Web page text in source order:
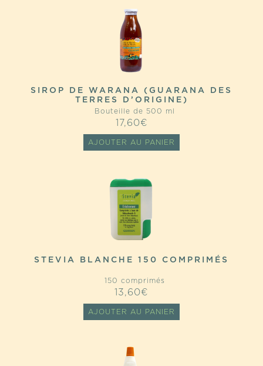
SIROP DE WARANA (GUARANA DES
TERRES D’ORIGINE)
Bouteille de 500 ml
17,60€
AJOUTER AU PANIER
STEVIA BLANCHE 150 COMPRIMÉS
150 comprimés
13,60€
AJOUTER AU PANIER